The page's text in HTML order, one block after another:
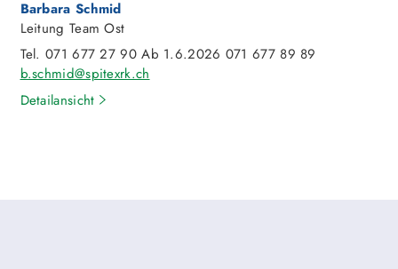
Barbara Schmid
Leitung Team Ost
Tel. 071 677 27 90 Ab 1.6.2026 071 677 89 89
b.schmid@spitexrk.ch
Detailansicht